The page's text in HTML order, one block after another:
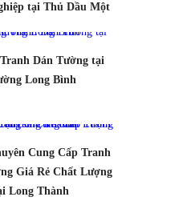
tại Thủ Dầu Một
Dán Tường tại
Long Bình
Cung Cấp Tranh
Giá Rẻ Chất Lượng
Long Thành